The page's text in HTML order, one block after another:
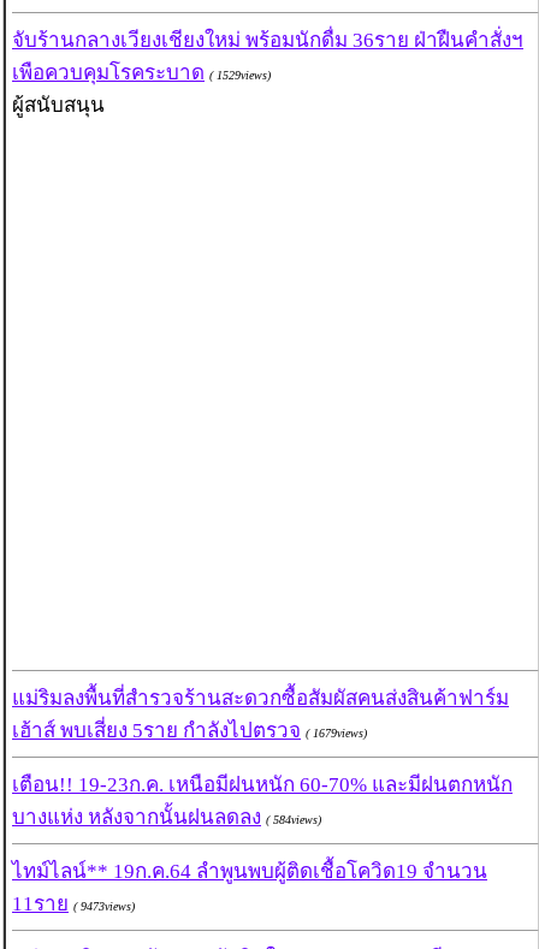
จับร้านกลางเวียงเชียงใหม่ พร้อมนักดื่ม 36ราย ฝ่าฝืนคำสั่งฯ
เพือควบคุมโรคระบาด ( 1529views)
ผู้สนับสนุน
แม่ริมลงพื้นที่สำรวจร้านสะดวกซื้อสัมผัสคนส่งสินค้าฟาร์ม
เฮ้าส์ พบเสี่ยง 5ราย กำลังไปตรวจ ( 1679views)
เตือน!! 19-23ก.ค. เหนือมีฝนหนัก 60-70% และมีฝนตกหนัก
บางแห่ง หลังจากนั้นฝนลดลง ( 584views)
ไทม์ไลน์** 19ก.ค.64 ลำพูนพบผู้ติดเชื้อโควิด19 จำนวน
11ราย ( 9473views)